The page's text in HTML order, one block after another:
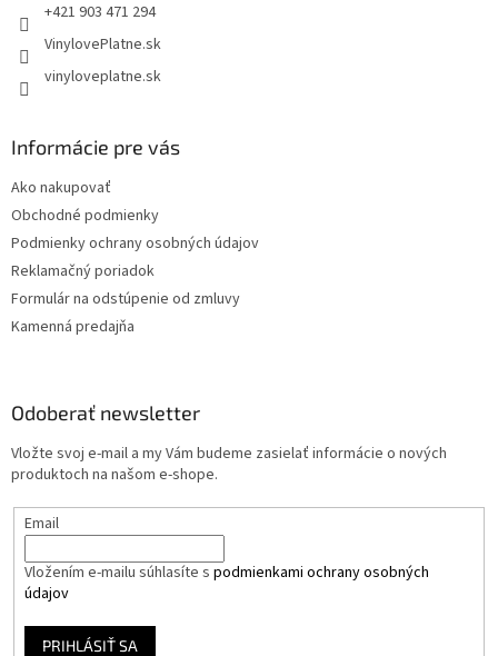
+421 903 471 294
VinylovePlatne.sk
vinyloveplatne.sk
Informácie pre vás
Ako nakupovať
Obchodné podmienky
Podmienky ochrany osobných údajov
Reklamačný poriadok
Formulár na odstúpenie od zmluvy
Kamenná predajňa
Odoberať newsletter
Vložte svoj e-mail a my Vám budeme zasielať informácie o nových
produktoch na našom e-shope.
Email
Vložením e-mailu súhlasíte s podmienkami ochrany osobných
údajov
PRIHLÁSIŤ SA